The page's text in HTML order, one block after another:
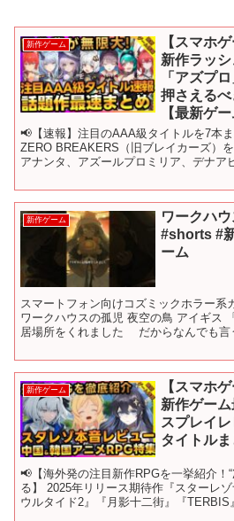
新作ゲーム
【スマホ
新作ラッ
「アズプ
押さえるべ
【最新ゲー
📢【速報】注目のAAA級タイトルを7本
ZERO BREAKERS（旧ブレイカーズ）
アナンタ、アズールプロミリア、デナア
新作ゲーム
ワークハウ
#shorts #
ーム
スマートフォン向けコズミックホラー系
ワークハウスの孤児 夜空の鳥 アイギス
居場所をくれました だからなんでも
新作ゲーム
【スマホ
新作ゲー
スプレイ
タイトルま
📢【海外発の注目新作RPGを一挙紹介！
る】 2025年リリース期待作『スターレ
ウルタイド2』『月影十二街』『TERBIS